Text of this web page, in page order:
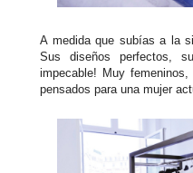
A medida que subías a la
Sus diseños perfectos,
impecable! Muy
pensados para una mujer